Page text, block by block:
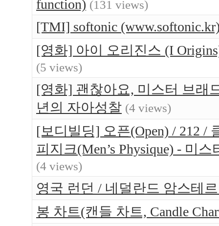
function) (131 views)
[TMI] softonic
[영화] 아이 오리진스 (I
(5 views)
[영화] 괜찮아요, 미스터 브래
년의 자아성찰 (4 views)
[보디빌딩] 오픈(Open) / 212 /
피지크(Men’s Physique) - 미
(4 views)
영국 런던 / 네덜란드 암스테
봉 차트(캔들 차트, Candle